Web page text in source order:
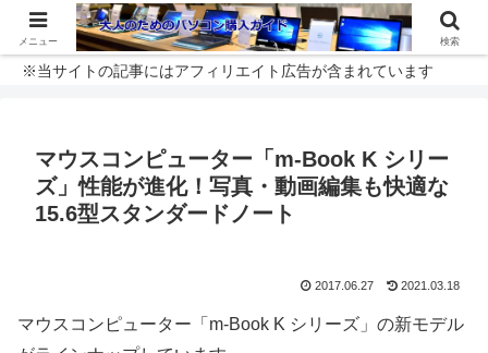
※当サイトの記事にはアフィリエイト広告が含まれています
マウスコンピューター「m-Book K シリー
ズ」性能が進化！写真・動画編集も快適な
15.6型スタンダードノート
2017.06.27 2021.03.18
マウスコンピューター「m-Book K シリーズ」の新モデル
メニュー 検索